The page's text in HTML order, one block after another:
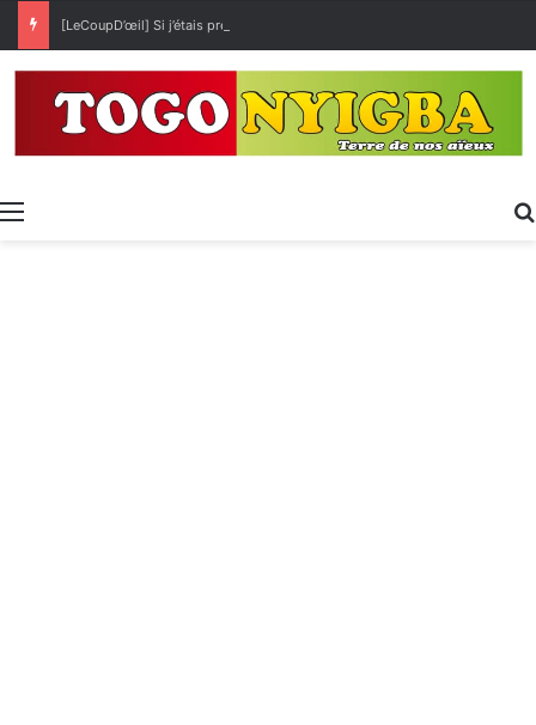
[LeCoupD’œil] Si j’étais président, ce que je ferai des « Évalas »
Menu